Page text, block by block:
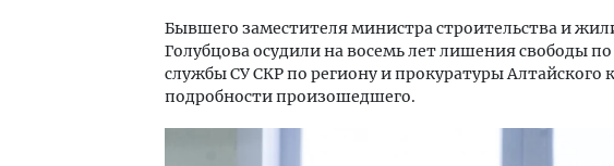
Бывшего заместителя министра строительства и
Голубцова осудили на восемь лет лишения свободы
службы СУ СКР по региону и прокуратуры Алтайского
подробности произошедшего.